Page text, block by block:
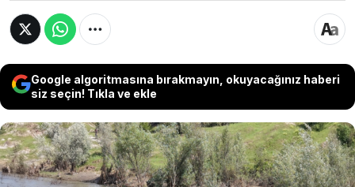
Google algoritmasına bırakmayın, okuyacağınız haberi
siz seçin! Tıkla ve ekle
Sivas'ın Koyulhisar ilçesinde takla atan
otomobilden yaralı kurtulduktan sonra kazanın